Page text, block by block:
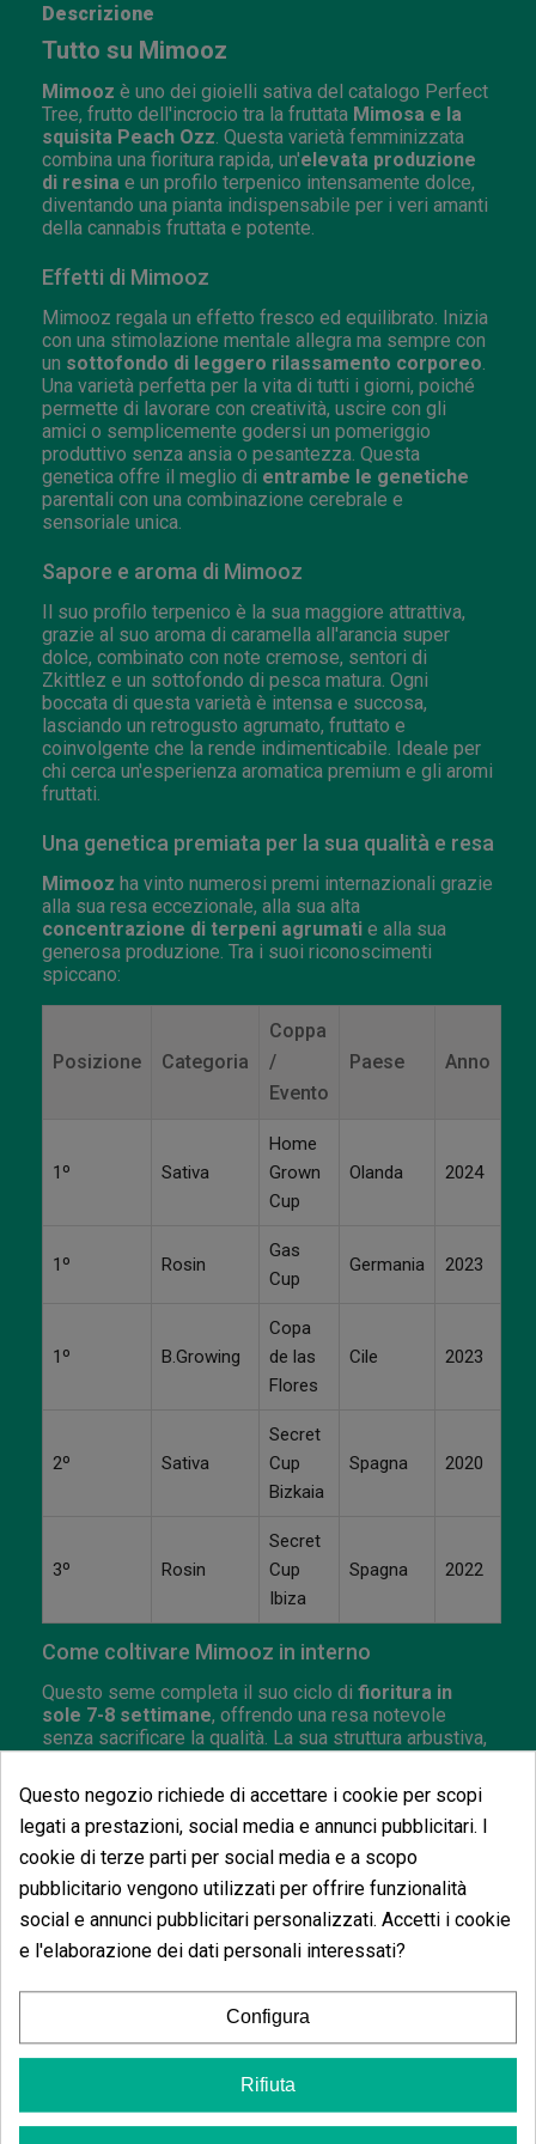
Descrizione
Tutto su Mimooz
Mimooz è uno dei gioielli sativa del catalogo Perfect
Tree, frutto dell'incrocio tra la fruttata Mimosa e la
squisita Peach Ozz . Questa varietà femminizzata
combina una fioritura rapida, un'elevata produzione
di resina e un profilo terpenico intensamente dolce,
diventando una pianta indispensabile per i veri amanti
della cannabis fruttata e potente.
Effetti di Mimooz
Mimooz regala un effetto fresco ed equilibrato. Inizia
con una stimolazione mentale allegra ma sempre con
un sottofondo di leggero rilassamento corporeo
Una varietà perfetta per la vita di tutti i giorni, poiché
permette di lavorare con creatività, uscire con gli
amici o semplicemente godersi un pomeriggio
produttivo senza ansia o pesantezza. Questa
genetica offre il meglio di entrambe le genetiche
parentali con una combinazione cerebrale e
sensoriale unica.
Sapore e aroma di Mimooz
Il suo profilo terpenico è la sua maggiore attrattiva,
grazie al suo aroma di caramella all'arancia super
dolce, combinato con note cremose, sentori di
Zkittlez e un sottofondo di pesca matura. Ogni
boccata di questa varietà è intensa e succosa,
lasciando un retrogusto agrumato, fruttato e
coinvolgente che la rende indimenticabile. Ideale per
chi cerca un'esperienza aromatica premium e gli aromi
fruttati.
Una genetica premiata per la sua qualità e resa
Mimooz ha vinto numerosi premi internazionali grazie
alla sua resa eccezionale, alla sua alta
concentrazione di terpeni agrumati e alla sua
generosa produzione. Tra i suoi riconoscimenti
spiccano:
Posizione Categoria
Coppa
/
Evento
Paese Anno
1º Sativa
Home
Grown
Cup
Olanda 2024
1º Rosin
Gas
Cup
Germania 2023
1º B.Growing
Copa
de las
Flores
Cile 2023
2º Sativa
Secret
Cup
Bizkaia
Spagna 2020
3º Rosin
Secret
Cup
Ibiza
Spagna 2022
Come coltivare Mimooz in interno
Questo seme completa il suo ciclo di fioritura in
sole 7-8 settimane, offrendo una resa notevole
senza sacrificare la qualità. La sua struttura arbustiva,
ottimizzare lo spazio con
SCROG o potatura FIM.
Sviluppa cime grandi, compatte e molto resinose,
accompagnate da fenotipi con tonalità viola scuro se
coltivata con contrasti termici notturni.
Come coltivare Mimooz in esterno
In esterno, Mimooz fiorisce con forza all'inizio di
soleggiati. La sua struttura sativa dominante permette
piante di grandi dimensioni con un'eccellente
ventilazione naturale. La resina generata è
ideale per rosin e BHO di alta qualità
Inoltre, è una pianta molto appariscente, con colori
vivaci e aromi che spiccano dalla metà della fioritura.
Questo negozio richiede di accettare i cookie per scopi
legati a prestazioni, social media e annunci pubblicitari. I
cookie di terze parti per social media e a scopo
pubblicitario vengono utilizzati per offrire funzionalità
social e annunci pubblicitari personalizzati. Accetti i cookie
e l'elaborazione dei dati personali interessati?
Configura
Rifiuta